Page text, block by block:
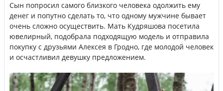
Сын попросил самого близкого человека одолжить ему
денег и попутно сделать то, что одному мужчине бывает
очень сложно осуществить. Мать Кудряшова посетила
ювелирный, подобрала подходящую модель и отправила
покупку с друзьями Алексея в Гродно, где молодой человек
и осчастливил девушку предложением.